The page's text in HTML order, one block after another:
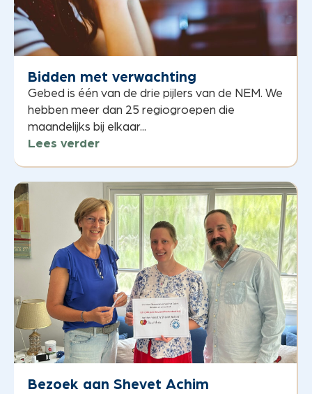
Bidden met verwachting
Gebed is één van de drie pijlers van de NEM. We
hebben meer dan 25 regiogroepen die
maandelijks bij elkaar...
Lees verder
Bezoek aan Shevet Achim